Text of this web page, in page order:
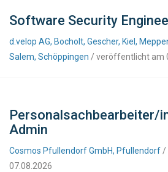
Software Security
d.velop AG, Bocholt, Gescher, Kiel,
Salem, Schöppingen / veröffentlicht am
Personalsachbearbeiter/
Admin
Cosmos Pfullendorf GmbH, Pfullendorf /
07.08.2026